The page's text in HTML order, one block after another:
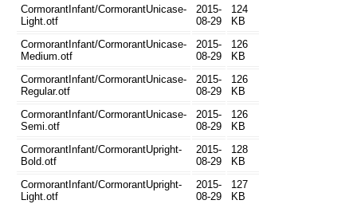
CormorantInfant/CormorantUnicase-
Light.otf
2015-
08-29
124
KB
CormorantInfant/CormorantUnicase-
Medium.otf
2015-
08-29
126
KB
CormorantInfant/CormorantUnicase-
Regular.otf
2015-
08-29
126
KB
CormorantInfant/CormorantUnicase-
Semi.otf
2015-
08-29
126
KB
CormorantInfant/CormorantUpright-
Bold.otf
2015-
08-29
128
KB
CormorantInfant/CormorantUpright-
Light.otf
2015-
08-29
127
KB